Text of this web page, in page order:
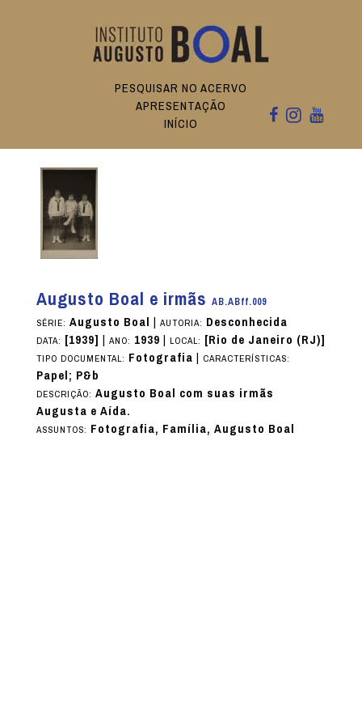
PESQUISAR NO ACERVO
APRESENTAÇÃO
INÍCIO
Augusto Boal e irmãs AB.ABff.009
SÉRIE: Augusto Boal | AUTORIA: Desconhecida
DATA: [1939] | ANO: 1939| LOCAL: [Rio de Janeiro (RJ)]
TIPO DOCUMENTAL: Fotografia| CARACTERÍSTICAS:
Papel; P&b
DESCRIÇÃO: Augusto Boal com suas irmãs
Augusta e Aída.
ASSUNTOS: Fotografia, Família, Augusto Boal